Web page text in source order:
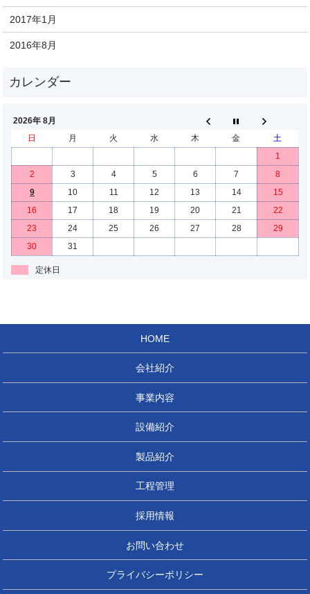
2017年1月
2016年8月
2026年 8月
日
月 火 水 木 金
土
1
2
3 4 5 6 7
8
9
10 11 12 13 14
15
16
17 18 19 20 21
22
23
24 25 26 27 28
29
30
31
定休日
HOME
会社紹介
事業内容
設備紹介
製品紹介
工程管理
採用情報
お問い合わせ
プライバシーポリシー